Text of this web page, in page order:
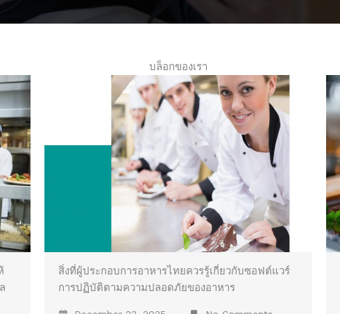
บล็อกของเรา
สิ่งที่ผู้ประกอบการอาหารไทยควรรู้เกี่ยวกับซอฟต์แวร์
การปฏิบัติตามความปลอดภัยของอาหาร